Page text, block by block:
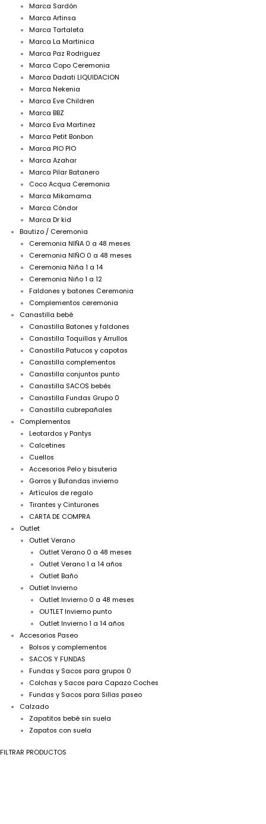
Marca Sardón
Marca Artinsa
Marca Tartaleta
Marca La Martinica
Marca Paz Rodriguez
Marca Copo Ceremonia
Marca Dadati LIQUIDACION
Marca Nekenia
Marca Eve Children
Marca BBZ
Marca Eva Martinez
Marca Petit Bonbon
Marca PIO PIO
Marca Azahar
Marca Pilar Batanero
Coco Acqua Ceremonia
Marca Mikamama
Marca Cóndor
Marca Dr kid
Bautizo / Ceremonia
Ceremonia NIÑA 0 a 48 meses
Ceremonia NIÑO 0 a 48 meses
Ceremonia Niña 1 a 14
Ceremonia Niño 1 a 12
Faldones y batones Ceremonia
Complementos ceremonia
Canastilla bebé
Canastilla Batones y faldones
Canastilla Toquillas y Arrullos
Canastilla Patucos y capotas
Canastilla complementos
Canastilla conjuntos punto
Canastilla SACOS bebés
Canastilla Fundas Grupo 0
Canastilla cubrepañales
Complementos
Leotardos y Pantys
Calcetines
Cuellos
Accesorios Pelo y bisuteria
Gorros y Bufandas invierno
Artículos de regalo
Tirantes y Cinturones
CARTA DE COMPRA
Outlet
Outlet Verano
Outlet Verano 0 a 48 meses
Outlet Verano 1 a 14 años
Outlet Baño
Outlet Invierno
Outlet Invierno 0 a 48 meses
OUTLET Invierno punto
Outlet Invierno 1 a 14 años
Accesorios Paseo
Bolsos y complementos
SACOS Y FUNDAS
Fundas y Sacos para grupos 0
Colchas y Sacos para Capazo Coches
Fundas y Sacos para Sillas paseo
Calzado
Zapatitos bebé sin suela
Zapatos con suela
FILTRAR PRODUCTOS